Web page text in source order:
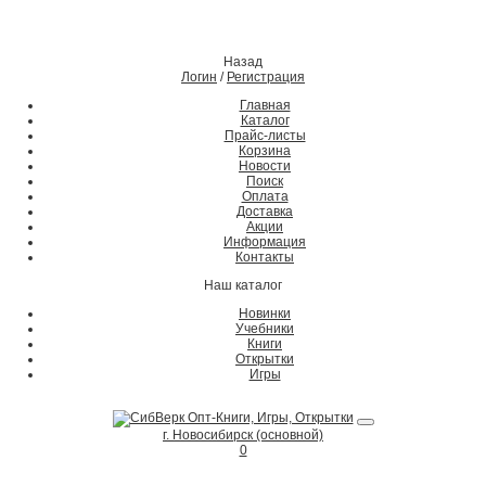
Назад
Логин / Регистрация
Главная
Каталог
Прайс-листы
Корзина
Новости
Поиск
Оплата
Доставка
Акции
Информация
Контакты
Наш каталог
Новинки
Учебники
Книги
Открытки
Игры
г. Новосибирск (основной)
0